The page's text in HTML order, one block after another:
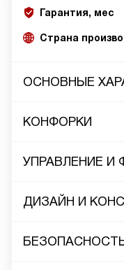
Гарантия, мес
Страна
ОСНОВНЫЕ
КОНФОРКИ
УПРАВЛЕНИЕ И
ДИЗАЙН И